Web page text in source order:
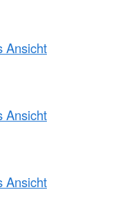
Ansicht
Ansicht
Ansicht